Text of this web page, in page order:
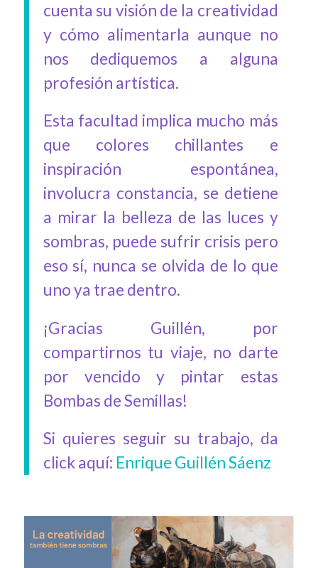
cuenta su visión de la creatividad
y cómo alimentarla aunque no
nos dediquemos a alguna
profesión artística.
Esta facultad implica mucho más
que colores chillantes e
inspiración espontánea,
involucra constancia, se detiene
a mirar la belleza de las luces y
sombras, puede sufrir crisis pero
eso sí, nunca se olvida de lo que
uno ya trae dentro.
¡Gracias Guillén, por
compartirnos tu viaje, no darte
por vencido y pintar estas
Bombas de Semillas!
Si quieres seguir su trabajo, da
click aquí: Enrique Guillén Sáenz